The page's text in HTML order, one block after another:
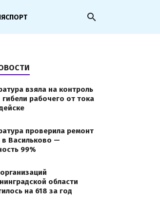
СПОРТ search
взяла на контроль
рабочего от тока
проверила ремонт
Васильково —
99%
области
на 618 за год